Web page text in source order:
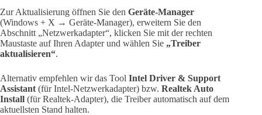
Zur Aktualisierung öffnen Sie den Geräte-Manager
(Windows + X → Geräte-Manager), erweitern Sie den
Abschnitt „Netzwerkadapter“, klicken Sie mit der rechten
Maustaste auf Ihren Adapter und wählen Sie „Treiber
aktualisieren“.
Alternativ empfehlen wir das Tool Intel Driver & Support
Assistant (für Intel-Netzwerkadapter) bzw. Realtek Auto
Install (für Realtek-Adapter), die Treiber automatisch auf dem
aktuellsten Stand halten.